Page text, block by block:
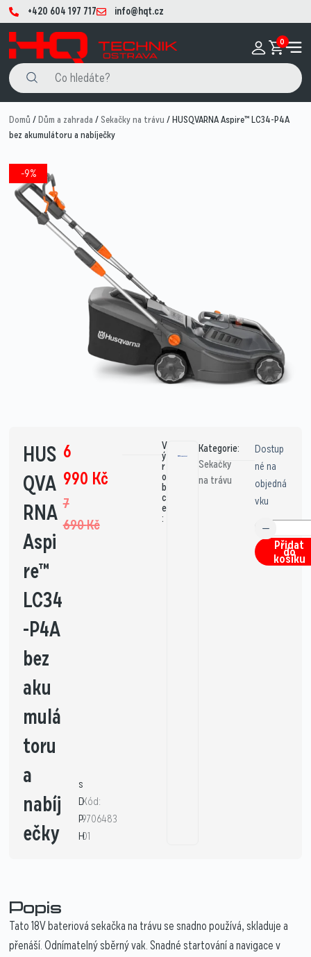
+420 604 197 717 info@hqt.cz
0
Domů /Dům a zahrada /Sekačky na trávu / HUSQVARNA Aspire™ LC34-P4A
bez akumulátoru a nabíječky
-9%
HUS
QVA
RNA
Aspi
re™
LC34
-P4A
bez
aku
mulá
toru
a
nabíj
ečky
7
690Kč
6
990 Kč
s
D
P
H
Kód:
9706483
01
V
ý
r
o
b
c
e
:
Kategorie:
Sekačky
na trávu
Dostup
né na
objedná
vku
Přidat
do
košíku
Popis
Tato 18V bateriová sekačka na trávu se snadno používá, skladuje a
přenáší. Odnímatelný sběrný vak. Snadné startování a navigace v